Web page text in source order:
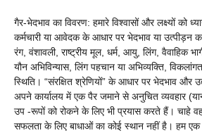
गैर-भेदभाव का विवरण: हमारे विश्वासों और लक्ष्यों को
कर्मचारी या आवेदक के आधार पर भेदभाव या उत्पीड़न
रंग, वंशावली, राष्ट्रीय मूल, धर्म, आयु, लिंग, वैवाहिक
यौन अभिविन्यास, लिंग पहचान या अभिव्यक्ति,
स्थिति। “संरक्षित श्रेणियों” के आधार पर भेदभाव
अपने कार्यालय में एक पैर जमाने से अनुचित व्यवहार
उप -रूपों को रोकने के लिए भी प्रयास करते हैं। चाहे वह
सफलता के लिए बाधाओं का कोई स्थान नहीं है। हम एक